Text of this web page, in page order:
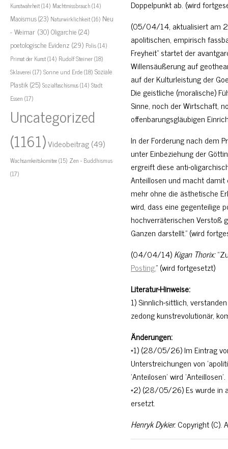
Kunstwahrheit(14) Machtmissbrauch(14)
Maoismus(23) Naturwirklichkeit(16) Neu
- Weimar (30)Oligarchie(24)
poetologische Evidenz (29) Polis(14)
Primat der Kunst(14) Rudolf Steiner(18)
Sklaverei (17) Sonne und Erde(18) Soziale
Plastik(25) Sozialfaschismus(14) Stadt
Essen (17)
Uncategorized
(1161)Videobeitrag(49)
Wachsamkeitskomitee(15) Zen - Buddhismus
(17)
Doppelpunkt ab. (wird
(05/04/14, aktualisiert
apolitischen, empirisch
Freyheit” startet der
Willensäußerung auf
auf der Kulturleistung der
Die geistliche (moralische)
Sinne, noch der Wirtschaft,
offenbarungsgläubigen
In der Forderung nach dem
unter Einbeziehung der Göttin
ergreift diese anti-
Anteillosen und macht
mehr ohne die ästhetische
wird, dass eine gegenteilige
hochverräterischen Verstoß
Ganzen darstellt.” (wird
(04/04/14)Kigan Thorix:
Posting.” (wird fortgesetzt)
Literatur-Hinweise:
1) Sinnlich-sittlich,
zedong kunstrevolutionär,
Änderungen:
*1) (28/05/26) Im Eintrag
Unterstreichungen von
‘Anteilosen’ wird ‘Anteillosen’.
*2) (28/05/26) Es wurde in
ersetzt.
Henryk Dykier.Copyright (C).